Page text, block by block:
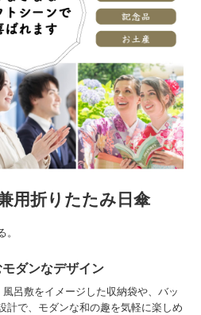
用折りたたみ日傘
。
ダンなデザイン
風呂敷をイメージした収納袋や、バッ
計で、モダンな和の趣を気軽に楽しめ